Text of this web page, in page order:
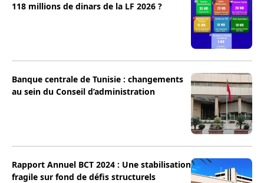
118 millions de dinars de la LF 2026 ?
Banque centrale de Tunisie : changements
au sein du Conseil d’administration
Rapport Annuel BCT 2024 : Une stabilisation
fragile sur fond de défis structurels